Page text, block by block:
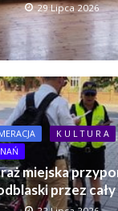
29 Lipca 2026
K U L T U R A
miejska
przez